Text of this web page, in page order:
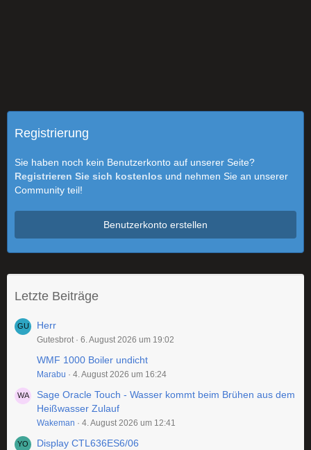
Registrierung
Sie haben noch kein Benutzerkonto auf unserer Seite?
Registrieren Sie sich kostenlos und nehmen Sie an unserer
Community teil!
Benutzerkonto erstellen
Letzte Beiträge
Herr
Gutesbrot 6. August 2026 um 19:02
WMF 1000 Boiler undicht
Marabu 4. August 2026 um 16:24
Sage Oracle Touch - Wasser kommt beim Brühen aus dem
Heißwasser Zulauf
Wakeman 4. August 2026 um 12:41
Display CTL636ES6/06